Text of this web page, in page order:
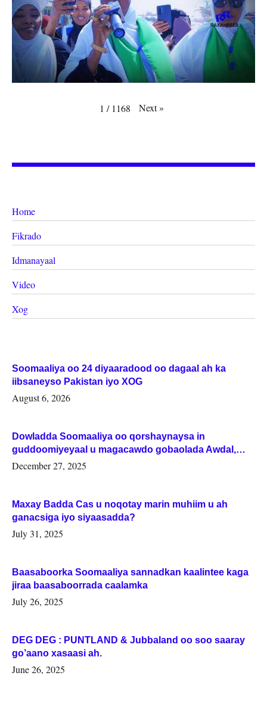
1 / 1168 Next»
Home
Fikrado
Idmanayaal
Video
Xog
Soomaaliya oo 24 diyaaradood oo dagaal ah ka
iibsaneyso Pakistan iyo XOG
August 6, 2026
Dowladda Soomaaliya oo qorshaynaysa in
guddoomiyeyaal u magacawdo gobaolada Awdal,
Woqooyi Galbeed iyo Togdheer.
December 27, 2025
Maxay Badda Cas u noqotay marin muhiim u ah
ganacsiga iyo siyaasadda?
July 31, 2025
Baasaboorka Soomaaliya sannadkan kaalintee kaga
jiraa baasaboorrada caalamka
July 26, 2025
DEG DEG : PUNTLAND & Jubbaland oo soo saaray
go’aano xasaasi ah.
June 26, 2025